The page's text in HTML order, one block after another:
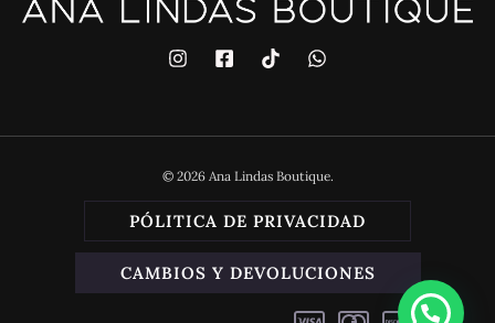
© 2026 Ana Lindas Boutique.
PÓLITICA DE PRIVACIDAD
CAMBIOS Y DEVOLUCIONES